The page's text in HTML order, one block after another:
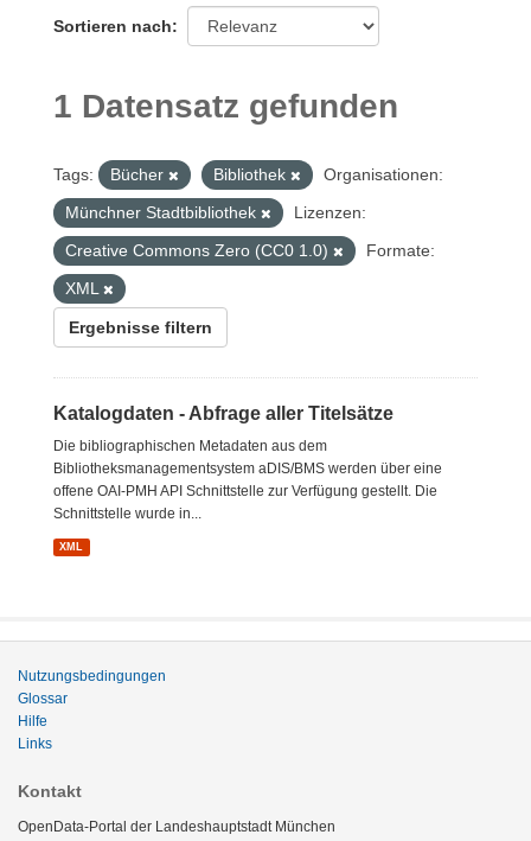
Sortieren nach
1 Datensatz gefunden
Tags: Bücher Bibliothek
Organisationen:
Münchner Stadtbibliothek
Lizenzen:
Creative Commons Zero (CC0 1.0)
Formate:
XML
Ergebnisse filtern
Katalogdaten - Abfrage aller Titelsätze
Die bibliographischen Metadaten aus dem
Bibliotheksmanagementsystem aDIS/BMS werden über eine
offene OAI-PMH API Schnittstelle zur Verfügung gestellt. Die
Schnittstelle wurde in...
XML
Nutzungsbedingungen
Glossar
Hilfe
Links
Kontakt
OpenData-Portal der Landeshauptstadt München